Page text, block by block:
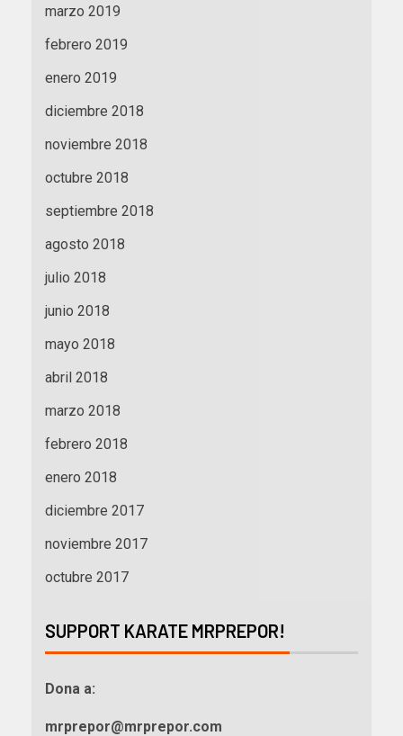
marzo 2019
febrero 2019
enero 2019
diciembre 2018
noviembre 2018
octubre 2018
septiembre 2018
agosto 2018
julio 2018
junio 2018
mayo 2018
abril 2018
marzo 2018
febrero 2018
enero 2018
diciembre 2017
noviembre 2017
octubre 2017
SUPPORT KARATE MRPREPOR!
Dona a:
mrprepor@mrprepor.com